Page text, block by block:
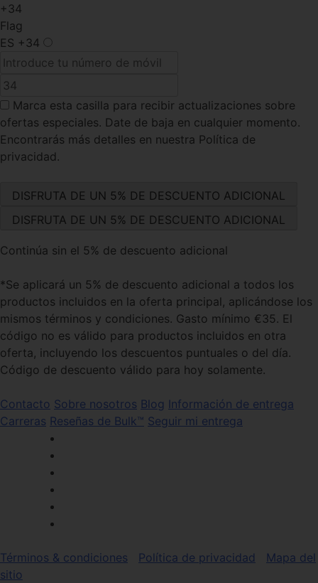
+34
Flag
ES +34
Marca esta casilla para recibir actualizaciones sobre
ofertas especiales. Date de baja en cualquier momento.
Encontrarás más detalles en nuestra Política de
privacidad.
Continúa sin el 5% de descuento adicional
*Se aplicará un 5% de descuento adicional a todos los
productos incluidos en la oferta principal, aplicándose los
mismos términos y condiciones. Gasto mínimo €35. El
código no es válido para productos incluidos en otra
oferta, incluyendo los descuentos puntuales o del día.
Código de descuento válido para hoy solamente.
Contacto Sobre nosotros Blog Información de entrega
Carreras Reseñas de Bulk™ Seguir mi entrega
Términos & condiciones Política de privacidad
Mapa del
sitio